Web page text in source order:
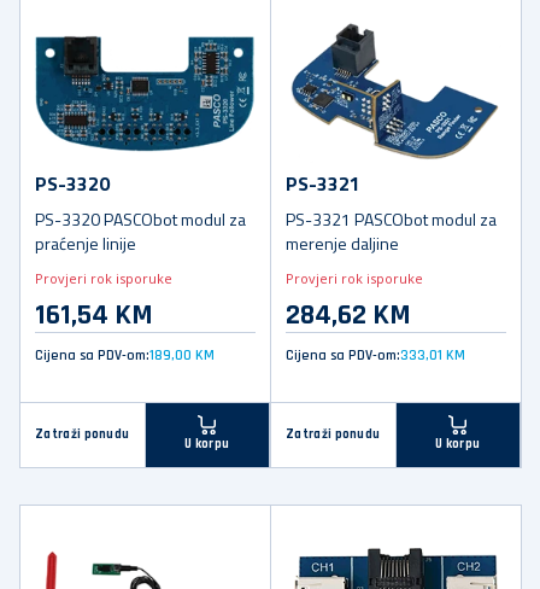
PS-3320
PS-3320 PASCObot modul za
praćenje linije
Provjeri rok isporuke
161,54 KM
Cijena sa PDV-om:189,00 KM
Zatraži ponudu
U korpu
PS-3321
PS-3321 PASCObot modul za
merenje daljine
Provjeri rok isporuke
284,62 KM
Cijena sa PDV-om:333,01 KM
Zatraži ponudu
U korpu